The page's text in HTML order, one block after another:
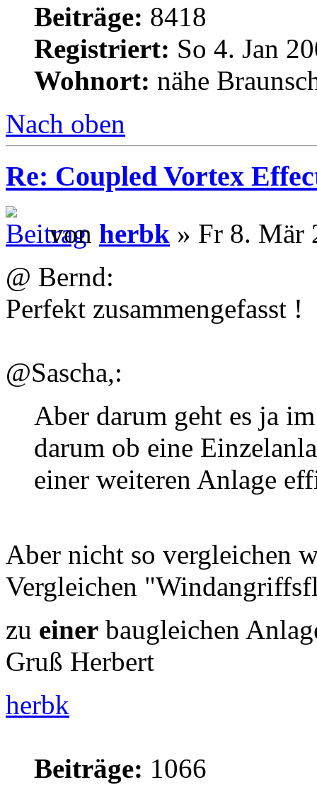
Beiträge: 8418
Registriert: So 4. Jan
Wohnort: nähe
Nach oben
Re: Coupled Vortex
von herbk » Fr 8. Mär
@ Bernd:
Perfekt zusammengefasst !
@Sascha,:
Aber darum geht es ja
darum ob eine
einer weiteren Anlage
Aber nicht so vergleichen
Vergleichen
zu einer baugleichen
Gruß Herbert
herbk
Beiträge: 1066